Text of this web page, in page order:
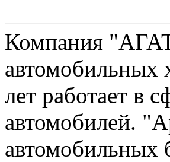
Компания
автомобильных
лет работает в
автомобилей.
автомобильных